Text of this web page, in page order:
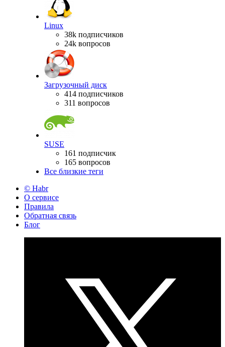
Linux
38k подписчиков
24k вопросов
Загрузочный диск
414 подписчиков
311 вопросов
SUSE
161 подписчик
165 вопросов
Все близкие теги
© Habr
О сервисе
Правила
Обратная связь
Блог